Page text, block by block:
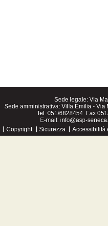
Sede legale: Via
Sede amministrativa: Villa Emilia - Via
Tel. 051/6828454 Fax
E-mail: info@asp-
Copyright Sicurezza Accessibilità